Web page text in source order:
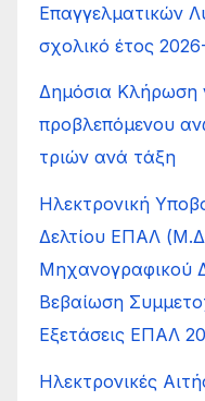
Επαγγελματικών
σχολικό έτος
Δημόσια Κλήρωση
προβλεπόμενου
τριών ανά τάξη
Ηλεκτρονική
Δελτίου ΕΠΑΛ
Μηχανογραφικού
Βεβαίωση
Εξετάσεις ΕΠΑΛ
Ηλεκτρονικές